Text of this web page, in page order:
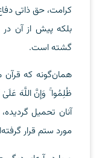
بلکه پیش از آن
گشته است.
همان‌گونه که قرآن
ظُلِمُوا ۚ وَإِنَّ اللَّهَ
آنان تحمیل
مورد ستم قرار